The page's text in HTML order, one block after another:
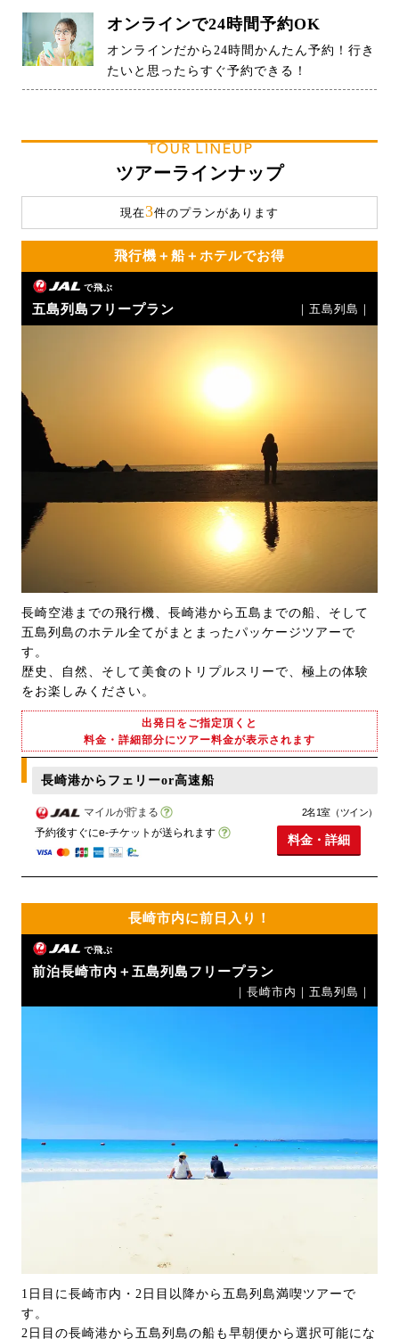
オンラインで24時間予約OK
オンラインだから24時間かんたん予約！行き
たいと思ったらすぐ予約できる！
TOUR LINEUP
ツアーラインナップ
現在3件のプランがあります
飛行機＋船＋ホテルでお得
で飛ぶ
五島列島フリープラン ｜五島列島｜
長崎空港までの飛行機、長崎港から五島までの船、そして
五島列島のホテル全てがまとまったパッケージツアーで
す。
歴史、自然、そして美食のトリプルスリーで、極上の体験
をお楽しみください。
出発日をご指定頂くと
料金・詳細部分にツアー料金が表示されます
長崎港からフェリーor高速船
マイルが貯まる
予約後すぐにe-チケットが送られます
2名1室（ツイン）
料金・詳細
長崎市内に前日入り！
で飛ぶ
前泊長崎市内＋五島列島フリープラン
｜長崎市内｜五島列島｜
1日目に長崎市内・2日目以降から五島列島満喫ツアーで
す。
2日目の長崎港から五島列島の船も早朝便から選択可能にな